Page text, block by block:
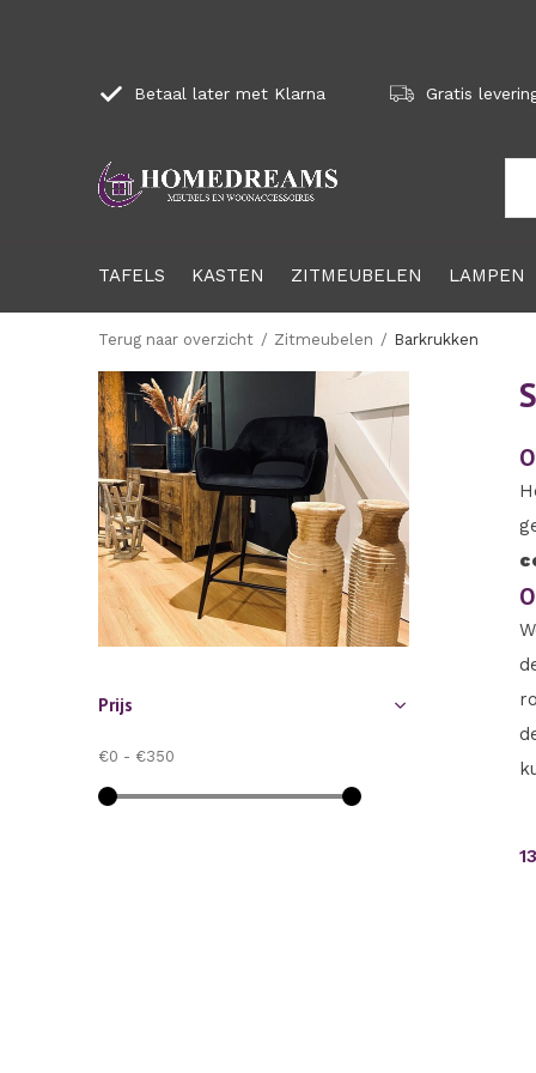
TAFELS KASTEN ZITMEUBELEN LAMPEN
Betaal later met Klarna Gratis
Terug naar overzicht Zitmeubelen Barkrukken
Prijs
€0 - €350